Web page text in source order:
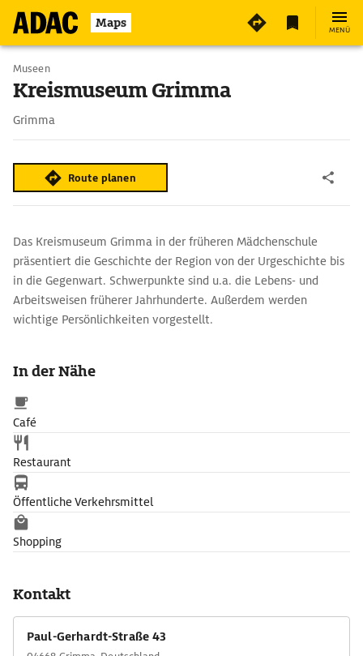
Maps MENÜ
Museen
Kreismuseum Grimma
Grimma
Route planen
Das Kreismuseum Grimma in der früheren Mädchenschule
präsentiert die Geschichte der Region von der Urgeschichte bis
in die Gegenwart. Schwerpunkte sind u.a. die Lebens- und
Arbeitsweisen früherer Jahrhunderte. Außerdem werden
wichtige Persönlichkeiten vorgestellt.
In der Nähe
Café
Restaurant
Öffentliche Verkehrsmittel
Shopping
Kontakt
Paul-Gerhardt-Straße 43